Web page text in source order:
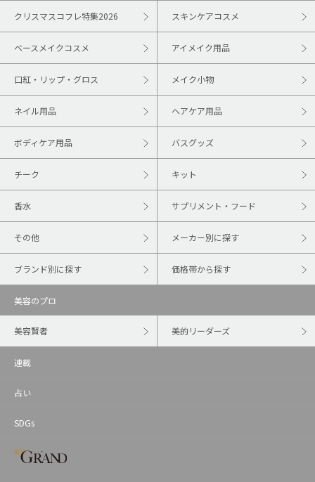
クリスマスコフレ特集2026 スキンケアコスメ
ベースメイクコスメ アイメイク用品
口紅・リップ・グロス メイク小物
ネイル用品 ヘアケア用品
ボディケア用品 バスグッズ
チーク キット
香水 サプリメント・フード
その他 メーカー別に探す
ブランド別に探す 価格帯から探す
美容のプロ
美容賢者 美的リーダーズ
連載
占い
SDGs